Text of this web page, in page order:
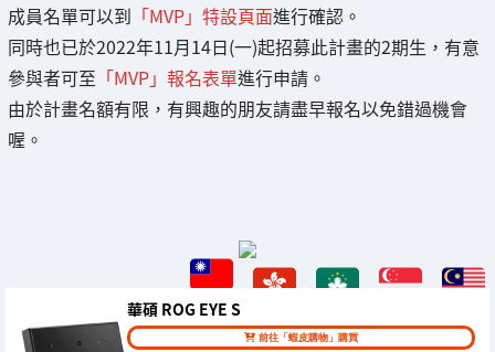
成員名單可以到 「MVP」特設頁面進行確認。
同時也已於2022年11月14日(一)起招募此計畫的2期生，有意
參與者可至 「MVP」報名表單進行申請。
由於計畫名額有限，有興趣的朋友請盡早報名以免錯過機會
喔。
華碩 ROG EYE S
前往「蝦皮購物」購買